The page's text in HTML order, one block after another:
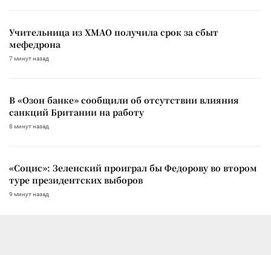
Учительница из ХМАО получила срок за сбыт
мефедрона
7 минут назад
В «Озон банке» сообщили об отсутствии влияния
санкций Британии на работу
8 минут назад
«Социс»: Зеленский проиграл бы Федорову во втором
туре президентских выборов
9 минут назад